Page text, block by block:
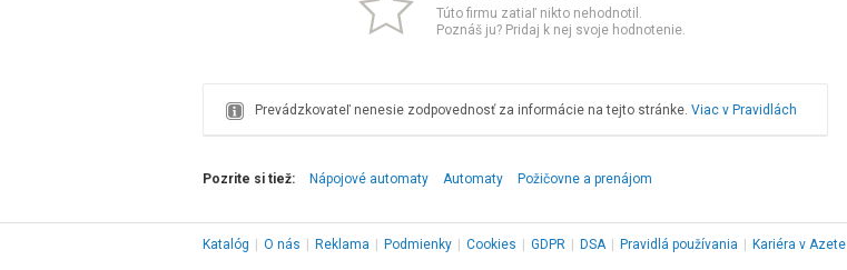
Túto firmu zatiaľ nikto nehodnotil.
Poznáš ju? Pridaj k nej svoje hodnotenie.
Prevádzkovateľ nenesie zodpovednosť za informácie na tejto stránke. Viac v Pravidlách
Pozrite si tiež: Nápojové automaty Automaty Požičovne a prenájom
Katalóg O nás Reklama Podmienky Cookies GDPR DSA Pravidlá používania Kariéra v Azete